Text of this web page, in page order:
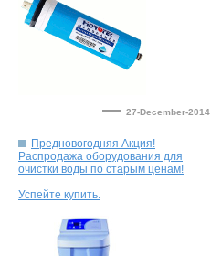
— 27-December-2014
Предновогодняя Акция!
Распродажа оборудования для